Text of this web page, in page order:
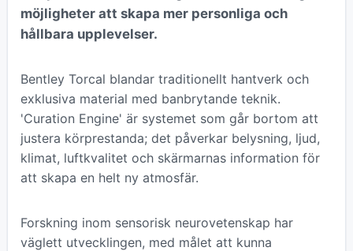
möjligheter att skapa mer personliga och
hållbara upplevelser.
Bentley Torcal blandar traditionellt hantverk och
exklusiva material med banbrytande teknik.
'Curation Engine' är systemet som går bortom att
justera körprestanda; det påverkar belysning, ljud,
klimat, luftkvalitet och skärmarnas information för
att skapa en helt ny atmosfär.
Forskning inom sensorisk neurovetenskap har
väglett utvecklingen, med målet att kunna